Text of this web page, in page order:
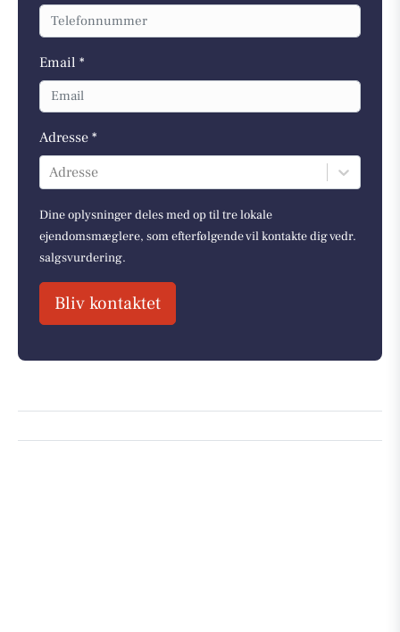
Email *
Adresse *
Adresse
Dine oplysninger deles med op til tre lokale
ejendomsmæglere, som efterfølgende vil kontakte dig vedr.
salgsvurdering.
Bliv kontaktet